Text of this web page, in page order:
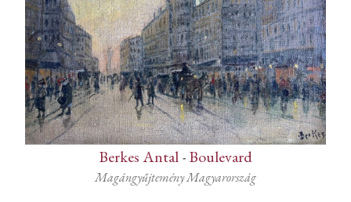
Berkes Antal-Boulevard
Magángyűjtemény Magyarország